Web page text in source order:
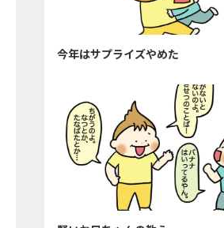
今年はサプライズやめた